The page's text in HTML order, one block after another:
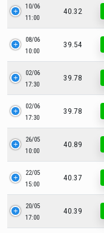
10/06
11:00
40.32
08/06
10:00
39.54
02/06
17:30
39.78
02/06
17:30
39.78
26/05
10:00
40.89
22/05
15:00
40.37
20/05
17:00
40.39